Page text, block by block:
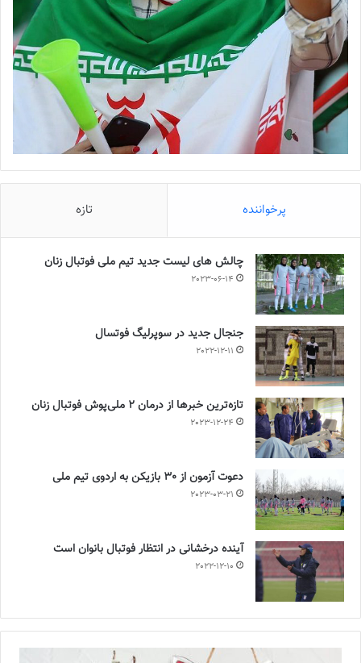
پرخواننده تازه
چالش هاى ليست جدید تيم ملى فوتبال زنان
2023-06-14
جنجال جدید در سوپرلیگ فوتسال
2022-12-11
تازه‌ترین خبرها از درمان ۲ ملی‌پوش فوتبال زنان
2023-12-24
دعوت آزمون از 30 بازیکن به اردوی تیم ملی
2023-03-21
آینده درخشانی در انتظار فوتبال بانوان است
2022-12-10